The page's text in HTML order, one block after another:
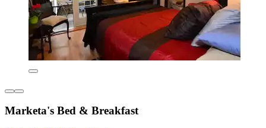
Marketa's Bed & Breakfast